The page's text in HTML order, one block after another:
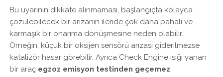
Bu uyarının dikkate alınmaması, başlangıçta kolayca
çözülebilecek bir arızanın ileride çok daha pahalı ve
karmaşık bir onarıma dönüşmesine neden olabilir.
Örneğin, küçük bir oksijen sensörü arızası giderilmezse
katalizör hasar görebilir. Ayrıca Check Engine ışığı yanan
bir araç egzoz emisyon testinden geçemez